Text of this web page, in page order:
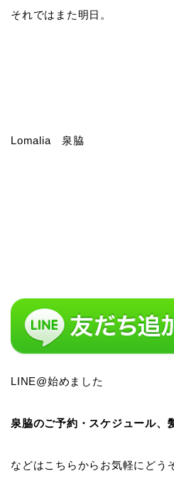
それではまた明日。
Lomalia 泉脇
LINE@始めました
泉脇のご予約・スケジュール、
などはこちらからお気軽にどう